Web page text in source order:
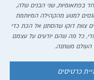
בפתאומיות, שני הבנים שלה,
למנוע מהקהילה המיותמת
צוות דוקו שהסתנן אל הכת כדי
כל מה שהם יודעים על עצמם
העולם משתנה.
כרטיסים